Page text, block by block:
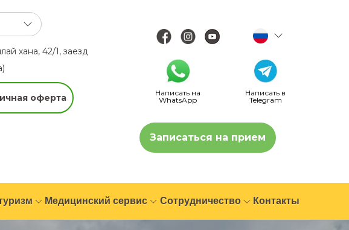
хана, 42/1, заезд
оферта
Написать на
WhatsApp
Написать в
Telegram
Записаться на прием
Медицинский сервис Сотрудничество Контакты